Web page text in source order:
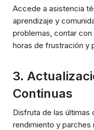
Accede a asistencia
aprendizaje y
problemas, contar
horas de frustración y
3.
Continuas
Disfruta de las
rendimiento y parches